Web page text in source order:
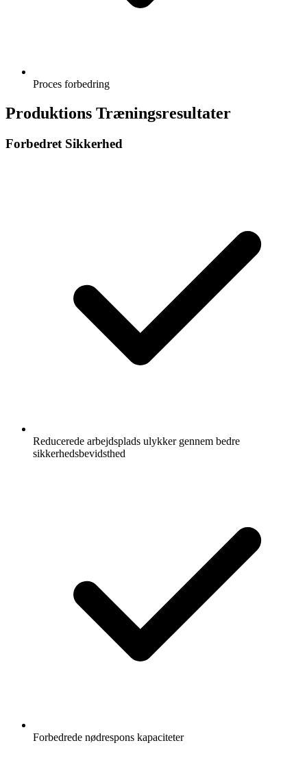
Proces forbedring
Produktions Træningsresultater
Forbedret Sikkerhed
Reducerede arbejdsplads ulykker gennem bedre
sikkerhedsbevidsthed
Forbedrede nødrespons kapaciteter